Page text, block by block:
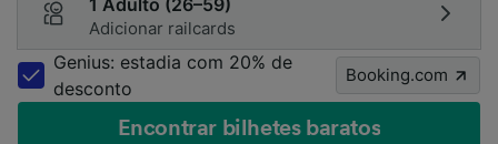
Adicionar railcards
Genius: estadia com 20% de
desconto
Booking.com
Encontrar bilhetes baratos